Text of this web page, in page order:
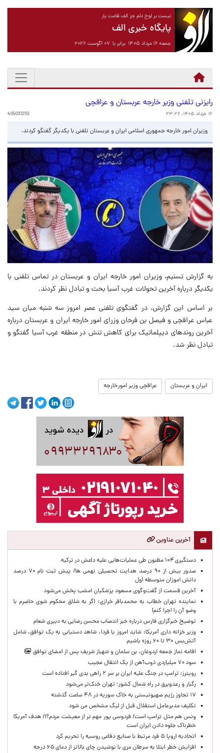
نیست بر لوح دلم جز الف قامت یار
پایگاه خبری الف
جمعه ۱۶ مرداد ۱۴۰۵ برابر با ۰۷ آگوست ۲۰۲۶
رایزنی تلفنی وزیر خارجه عربستان و عراقچی
۱۲ خرداد ۱۴۰۵، ۲۳:۲۶ 4050312112
وزیران امور خارجه جمهوری اسلامی ایران و عربستان تلفنی با یکدیگر گفتگو کردند.
به گزارش تسنیم، وزیران امور خارجه ایران و عربستان در تماس تلفنی با
یکدیگر درباره آخرین تحولات غرب آسیا بحث و تبادل نظر کردند.
بر اساس این گزارش،‌ در گفتگوی تلفنی عصر امروز سه شنبه میان سید
عباس عراقچی و فیصل بن فرحان وزرای امور خارجه ایران و عربستان درباره
آخرین روندهای دیپلماتیک برای کاهش تنش در منطقه غرب آسیا گفتگو و
تبادل نظر شد.
ایران و عربستان عراقچی وزیر امورخارجه
آخرین عناوین
دستگیری ۱۰۴ مظنون طی عملیات‌هایی علیه داعش در ترکیه
صدور بیش از ۹۰ درصد هدایت تحصیلی نهمی ها/ پیش ثبت نام ۷۰ درصد
دانش اموزان متوسطه اول
آخرین قسمت از گفت‌وگوی مسعود پزشکیان امشب پخش می‌شود
نماینده تهران خطاب به محمدباقر خرازی: اگر به شلاق محکوم شوی حاضرم با
وضو آن را اجرا کنم!
توضیح خبرگزاری فارس درباره خبر انتصاب محسن رضایی به دبیری شعام
وزیر خزانه داری آمریکا: شاید امروز یا فردا، شاهد دستیابی به یک توافق، شامل
آتش‌بس ۳۰ تا ۶۰ روزه باشیم
اقامه نماز جمعه اردوغان، بن ‌سلمان و شهباز شریف پس از امضای توافق
سود ۷۰ میلیاردی ذوب‌آهن از یک انتقال عجیب
رویترز: ترامپ در جنگ علیه ایران بر سر ۲ راهی بدی گیر افتاده است
رگبار و رعدوبرق در راه شمال کشور؛ تهران خنک‌تر می‌شود
۱۷ تجاوز رژیم صهیونیستی به خاک سوریه در ۴۸ ساعت گذشته
تکلیف مدیرعامل استقلال قبل از لیگ مشخص می شود
ونس هم مثل ترامپ است/ فردوسی پور مهم تر از معیشت مردم؟!/ هدف آمریکا
خطرناک جلوه دادن ایران است
اتحادیه اروپا ۵ فرد مرتبط با صنایع دفاعی روسیه را تحریم کرد
افزایش خطر ابتلا به سرطان مری با نوشیدن چای بالاتر از دمای ۶۵ درجه